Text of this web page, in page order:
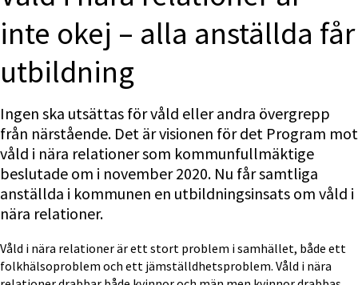
inte okej – alla anställda får
utbildning
Ingen ska utsättas för våld eller andra övergrepp
från närstående. Det är visionen för det Program mot
våld i nära relationer som kommunfullmäktige
beslutade om i november 2020. Nu får samtliga
anställda i kommunen en utbildningsinsats om våld i
nära relationer.
Våld i nära relationer är ett stort problem i samhället, både ett
folkhälsoproblem och ett jämställdhetsproblem. Våld i nära